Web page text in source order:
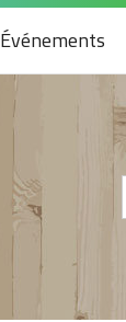
Événements